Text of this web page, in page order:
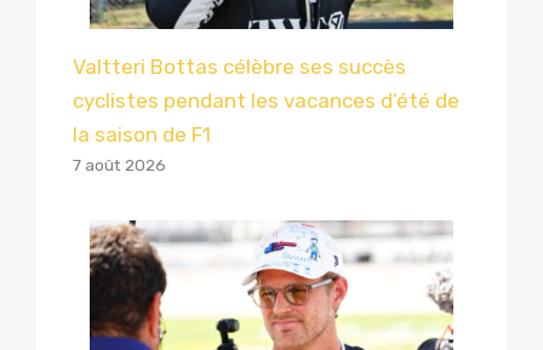
Valtteri Bottas célèbre ses succès
cyclistes pendant les vacances d’été de
la saison de F1
7 août 2026